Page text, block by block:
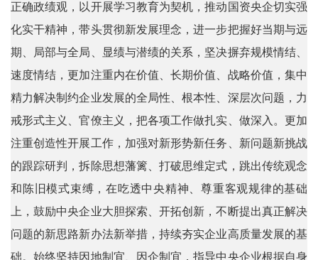
正确政绩观，以开展学习教育为契机，推动国资央企切实强
化实干精神，带头贯彻新发展理念，进一步把握好当期与远
期、局部与全局、显绩与潜绩的关系，坚决摒弃规模情结、
速度情结，更加注重内在价值、长期价值、战略价值，集中
精力解决制约企业发展的全局性、根本性、深层次问题，力
戒形式主义、官僚主义，把各项工作做扎实、做深入。更加
注重创造性开展工作，加强对新形势新任务、新问题新挑战
的跟踪研判，拆除思想藩篱、打破思维定式，跳出传统观念
和陈旧模式束缚，在吃透中央精神、尊重客观规律的基础
上，鼓励中央企业大胆探索、开拓创新，不断提出真正解决
问题的新思路新办法新举措，持续夯实企业高质量发展的基
础。始终坚持因地制宜、因企制宜，指导中央企业根据自身